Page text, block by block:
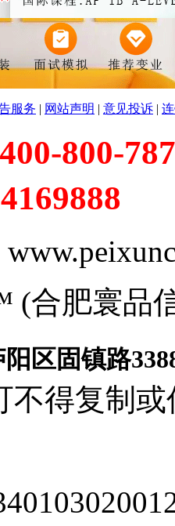
服务 | 网站声明 | 意见投诉 |
800-
(合肥寰品
区固镇路
不得复制或